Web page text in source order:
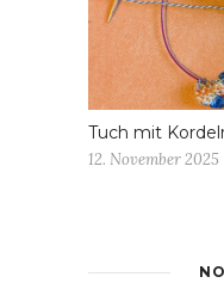
Tuch mit
12. November 2025